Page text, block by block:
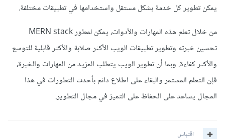
يمكن تطوير كل خدمة بشكل مستقل واستخدامها في تطبيقات مختلفة.
من خلال تعلم هذه المهارات والأدوات، يمكن لمطور MERN stack
تحسين خبرته وتطوير تطبيقات الويب الأكثر صلابة والأكثر قابلية للتوسع
والأكثر كفاءة. وبما أن تطوير الويب يتطلب المزيد من المهارات والخبرة،
فإن التعلم المستمر والبقاء على اطلاع دائم بأحدث التطورات في هذا
المجال يساعد على الحفاظ على التميز في مجال التطوير.
اقتباس